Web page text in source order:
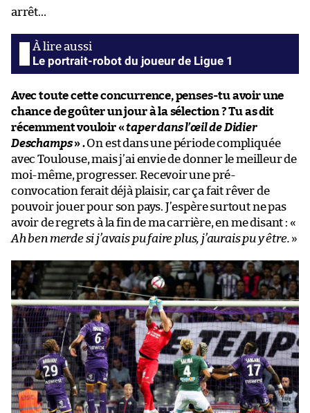
arrêt…
Le portrait-robot du joueur de Ligue 1
Avec toute cette concurrence, penses-tu avoir une
chance de goûter un jour à la sélection ? Tu as dit
récemment vouloir «taper dans l’œil de Didier
Deschamps» .On est dans une période compliquée
avec Toulouse, mais j’ai envie de donner le meilleur de
moi-même, progresser. Recevoir une pré-
convocation ferait déjà plaisir, car ça fait rêver de
pouvoir jouer pour son pays. J’espère surtout ne pas
avoir de regrets à la fin de ma carrière, en me disant : «
Ah ben merde si j’avais pu faire plus, j’aurais pu y être. »